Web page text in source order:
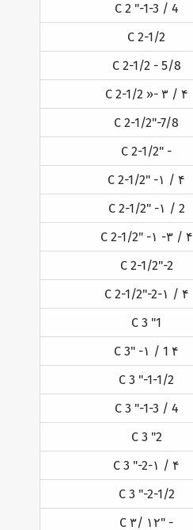
C 2 "-1-3 / 4
C 2-1/2
C 2-1/2 - 5/8
C 2-1/2 »- ۳ / ۴
C 2-1/2"-7/8
C 2-1/2" -
C 2-1/2" -۱ / ۴
C 2-1/2" -۱ / 2
C 2-1/2" -۱ -۳ / ۴
C 2-1/2"-2
C 2-1/2"-2-۱ / ۴
C 3 "1
C 3" -۱ / 1 ۴
C 3 "-1-1/2
C 3 "-1-3 / 4
C 3 "2
C 3 "-2-۱ / ۴
C 3 "-2-1/2
C ۳/ ۱۲" -